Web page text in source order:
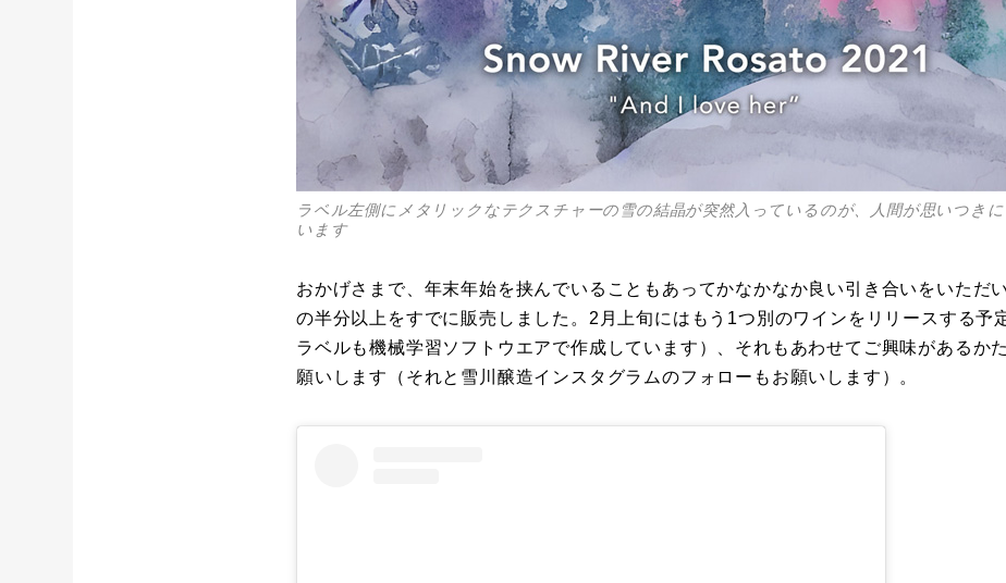
ラベル左側にメタリックなテクスチャーの雪の結晶が突然入っているのが、人間が思いつき
います
おかげさまで、年末年始を挟んでいることもあってかなかなか良い引き合いをいただ
の半分以上をすでに販売しました。2月上旬にはもう1つ別のワインをリリースする予
ラベルも機械学習ソフトウエアで作成しています）、それもあわせてご興味があるか
願いします（それと雪川醸造インスタグラムのフォローもお願いします）。